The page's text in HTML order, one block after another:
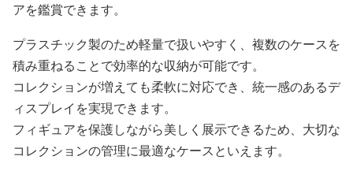
アを鑑賞できます。
プラスチック製のため軽量で扱いやすく、複数のケースを
積み重ねることで効率的な収納が可能です。
コレクションが増えても柔軟に対応でき、統一感のあるデ
ィスプレイを実現できます。
フィギュアを保護しながら美しく展示できるため、大切な
コレクションの管理に最適なケースといえます。